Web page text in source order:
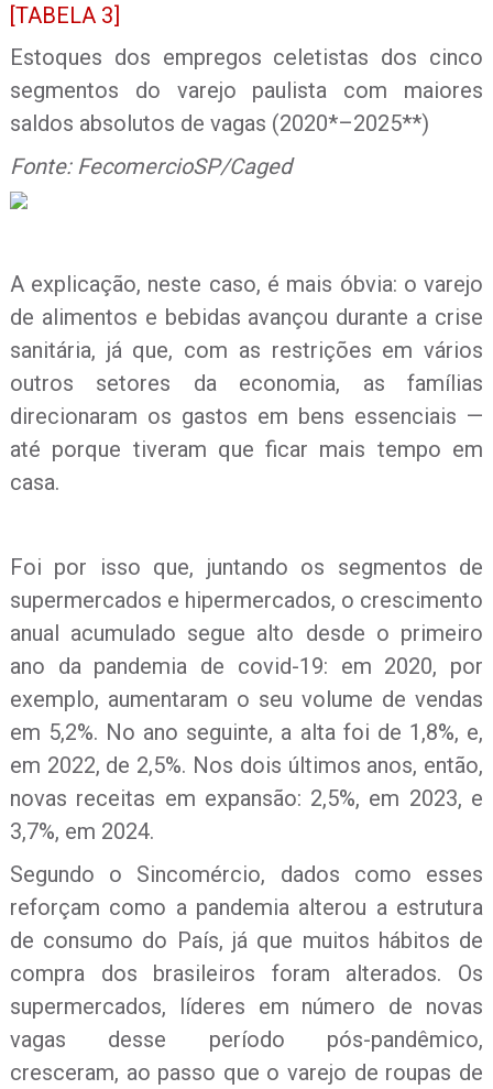
[TABELA 3]
Estoques dos empregos celetistas dos cinco
segmentos do varejo paulista com maiores
saldos absolutos de vagas (2020*–2025**)
Fonte: FecomercioSP/Caged
A explicação, neste caso, é mais óbvia: o varejo
de alimentos e bebidas avançou durante a crise
sanitária, já que, com as restrições em vários
outros setores da economia, as famílias
direcionaram os gastos em bens essenciais —
até porque tiveram que ficar mais tempo em
casa.
Foi por isso que, juntando os segmentos de
supermercados e hipermercados, o crescimento
anual acumulado segue alto desde o primeiro
ano da pandemia de covid-19: em 2020, por
exemplo, aumentaram o seu volume de vendas
em 5,2%. No ano seguinte, a alta foi de 1,8%, e,
em 2022, de 2,5%. Nos dois últimos anos, então,
novas receitas em expansão: 2,5%, em 2023, e
3,7%, em 2024.
Segundo o Sincomércio, dados como esses
reforçam como a pandemia alterou a estrutura
de consumo do País, já que muitos hábitos de
compra dos brasileiros foram alterados. Os
supermercados, líderes em número de novas
vagas desse período pós-pandêmico,
cresceram, ao passo que o varejo de roupas de